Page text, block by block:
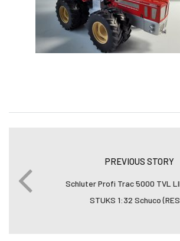
PREVIOUS STORY
Schluter Profi Trac 5000 TVL
STUKS 1:32 Schuco